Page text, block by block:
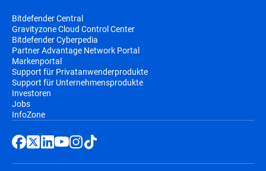
Bitdefender Central
Gravityzone Cloud Control Center
Bitdefender Cyberpedia
Partner Advantage Network Portal
Markenportal
Support für Privatanwenderprodukte
Support für Unternehmensprodukte
Investoren
Jobs
InfoZone